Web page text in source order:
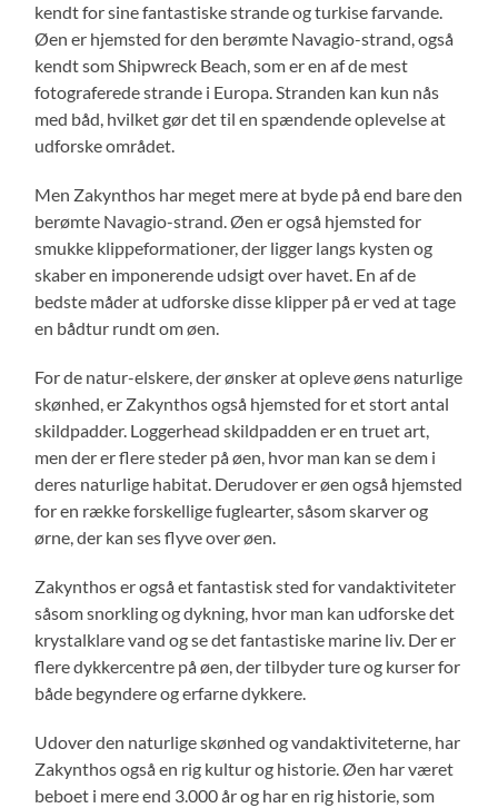
kendt for sine fantastiske strande og turkise farvande.
Øen er hjemsted for den berømte Navagio-strand, også
kendt som Shipwreck Beach, som er en af ​​de mest
fotograferede strande i Europa. Stranden kan kun nås
med båd, hvilket gør det til en spændende oplevelse at
udforske området.
Men Zakynthos har meget mere at byde på end bare den
berømte Navagio-strand. Øen er også hjemsted for
smukke klippeformationer, der ligger langs kysten og
skaber en imponerende udsigt over havet. En af de
bedste måder at udforske disse klipper på er ved at tage
en bådtur rundt om øen.
For de natur-elskere, der ønsker at opleve øens naturlige
skønhed, er Zakynthos også hjemsted for et stort antal
skildpadder. Loggerhead skildpadden er en truet art,
men der er flere steder på øen, hvor man kan se dem i
deres naturlige habitat. Derudover er øen også hjemsted
for en række forskellige fuglearter, såsom skarver og
ørne, der kan ses flyve over øen.
Zakynthos er også et fantastisk sted for vandaktiviteter
såsom snorkling og dykning, hvor man kan udforske det
krystalklare vand og se det fantastiske marine liv. Der er
flere dykkercentre på øen, der tilbyder ture og kurser for
både begyndere og erfarne dykkere.
Udover den naturlige skønhed og vandaktiviteterne, har
Zakynthos også en rig kultur og historie. Øen har været
beboet i mere end 3.000 år og har en rig historie, som